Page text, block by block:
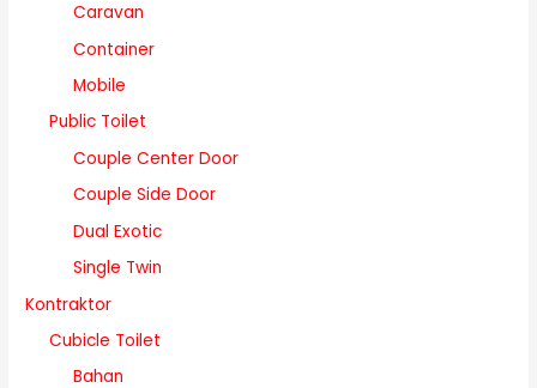
Caravan
Container
Mobile
Public Toilet
Couple Center Door
Couple Side Door
Dual Exotic
Single Twin
Kontraktor
Cubicle Toilet
Bahan